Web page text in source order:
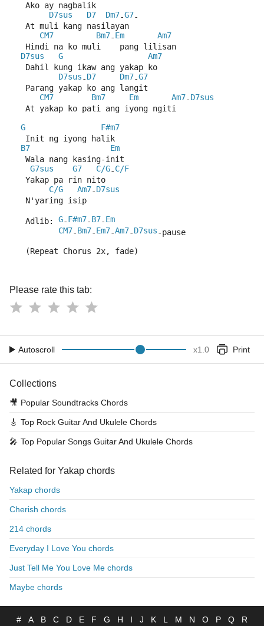
   Ako ay nagbalik
D7sus
D7 Dm7-G7-
   At muli kang nasilayan
CM7
Bm7-Em
Am7
   Hindi na ko muli    pang lilisan
D7sus
G
Am7
   Dahil kung ikaw ang yakap ko
D7sus-D7 Dm7-G7
   Parang yakap ko ang langit
CM7
Bm7 Em Am7-D7sus
   At yakap ko pati ang iyong ngiti
G
F#m7
   Init ng iyong halik
B7
Em
   Wala nang kasing-init
G7sus
G7 C/G-C/F
   Yakap pa rin nito
C/G
Am7-D7sus
   N'yaring isip
   Adlib:
G-F#m7-B7-Em
CM7-Bm7-Em7-Am7-D7sus-pause
   (Repeat Chorus 2x, fade)
Please rate this tab:
Autoscroll x1.0 Print
Collections
🎥 Popular Soundtracks Chords
🎸 Top Rock Guitar And Ukulele Chords
🎤 Top Popular Songs Guitar And Ukulele Chords
Related for Yakap chords
Yakap chords
Cherish chords
214 chords
Everyday I Love You chords
Just Tell Me You Love Me chords
Maybe chords
# A B C D E F G H I J K L M N O P Q R